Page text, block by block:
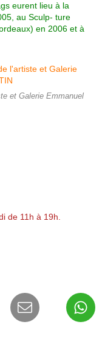
eurent lieu à la
au Sculp- ture
en 2006 et à
et Galerie Emmanuel
de 11h à 19h.